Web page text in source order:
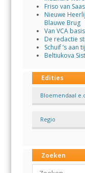
Friso van
Nieuwe
Blauwe Brug
Van VCA
De redactie
Schuif ’s aan
Beltiukova
Edities
Bloemendaal
Regio
Zoeken
Search